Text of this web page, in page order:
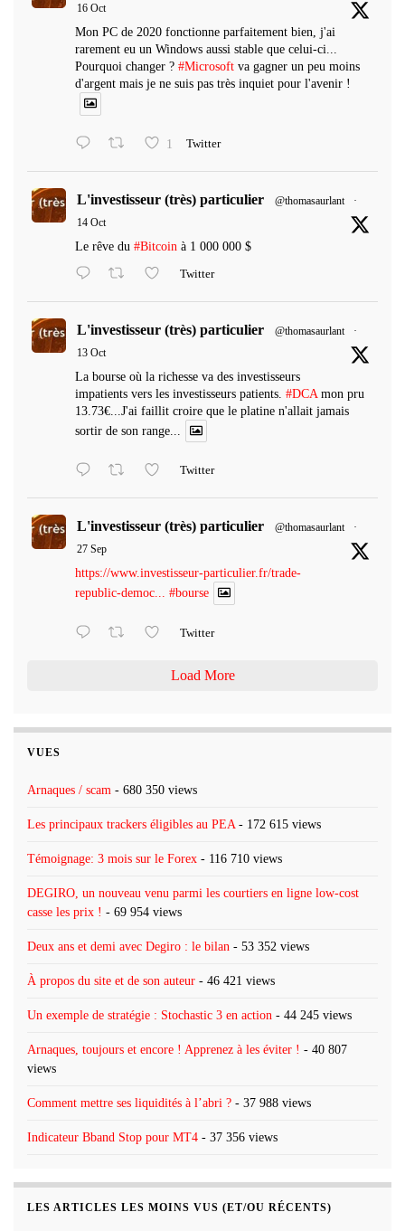
16 Oct
Mon PC de 2020 fonctionne parfaitement bien, j'ai
rarement eu un Windows aussi stable que celui-ci...
Pourquoi changer ? #Microsoft va gagner un peu moins
d'argent mais je ne suis pas très inquiet pour l'avenir !
1 Twitter
L'investisseur (très) particulier @thomasaurlant
·
14 Oct
Le rêve du #Bitcoin à 1 000 000 $
Twitter
L'investisseur (très) particulier @thomasaurlant
·
13 Oct
La bourse où la richesse va des investisseurs
impatients vers les investisseurs patients. #DCAmon pru
13.73€...J'ai faillit croire que le platine n'allait jamais
sortir de son range...
Twitter
L'investisseur (très) particulier @thomasaurlant
·
27 Sep
https://www.investisseur-particulier.fr/trade-
republic-democ... #bourse
Twitter
Load More
VUES
Arnaques / scam - 680 350 views
Les principaux trackers éligibles au PEA - 172 615 views
Témoignage: 3 mois sur le Forex - 116 710 views
DEGIRO, un nouveau venu parmi les courtiers en ligne low-cost
casse les prix ! - 69 954 views
Deux ans et demi avec Degiro : le bilan - 53 352 views
À propos du site et de son auteur - 46 421 views
Un exemple de stratégie : Stochastic 3 en action - 44 245 views
Arnaques, toujours et encore ! Apprenez à les éviter ! - 40 807
views
Comment mettre ses liquidités à l’abri ? - 37 988 views
Indicateur Bband Stop pour MT4 - 37 356 views
LES ARTICLES LES MOINS VUS (ET/OU RÉCENTS)